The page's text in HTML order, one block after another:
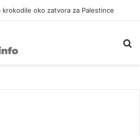
18 miliona KM?